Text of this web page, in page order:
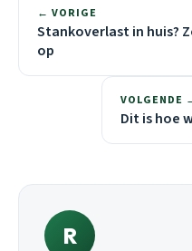
← VORIGE
Stankoverlast in huis?
op
VOLGENDE
Dit is hoe
R